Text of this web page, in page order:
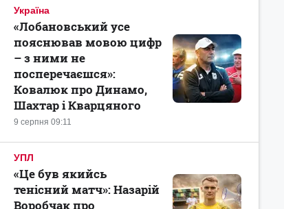
Україна
9 серпня 09:11
«Лобановський усе
пояснював мовою цифр
– з ними не
посперечаєшся»:
Ковалюк про Динамо,
Шахтар і Кварцяного
УПЛ
«Це був якийсь
тенісний матч»: Назарій
Воробчак про